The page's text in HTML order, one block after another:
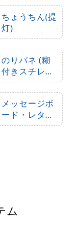
ちょうちん(提
灯)
のりパネ (糊
付きスチレン
ボード)
メッセージボ
ード・レター
ボード
ム